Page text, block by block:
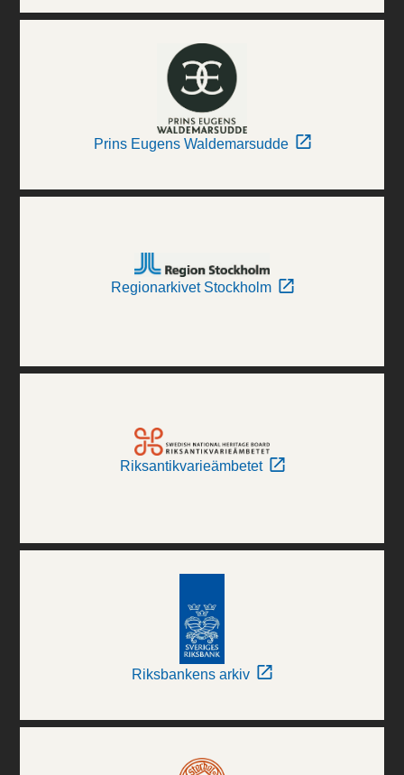
Prins Eugens Waldemarsudde
Regionarkivet Stockholm
Riksantikvarieämbetet
Riksbankens arkiv